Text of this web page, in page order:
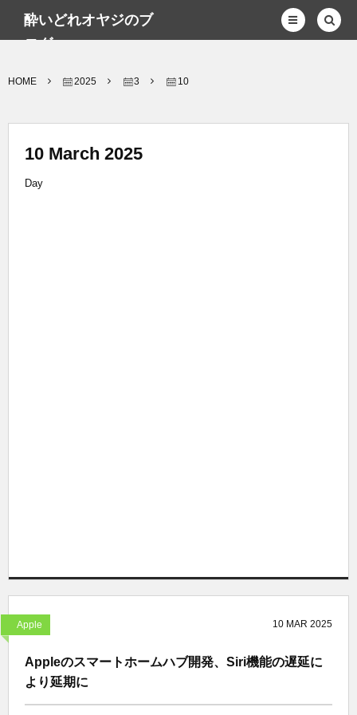
酔いどれオヤジのブ
ログwp
HOME 2025 3 10
10 March 2025
Day
Apple 10 MAR 2025
Appleのスマートホームハブ開発、Siri機能の遅延に
より延期に